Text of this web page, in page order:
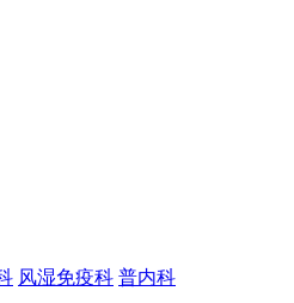
风湿免疫科 普内科